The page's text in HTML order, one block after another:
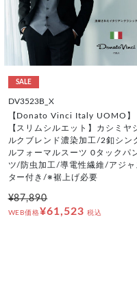
SALE
DV3523B_X
【Donato Vinci Italy UOMO】
【スリムシルエット】カシミヤ
ルクブレンド濃染加工/2釦シン
ルフォーマルスーツ 0タックパ
ツ/防虫加工/導電性繊維/アジャ
ター付き/※裾上げ必要
¥87,890
WEB価格¥61,523 税込